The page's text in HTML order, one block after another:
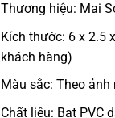
Thương hiệu: Mai
Kích thước: 6 x 2.5
khách hàng)
Màu sắc: Theo
Chất liệu: Bạt PVC